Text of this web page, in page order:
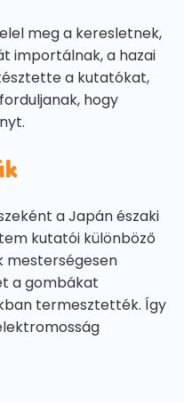
meg a keresletnek,
importálnak, a hazai
a kutatókat,
hogy
a Japán északi
kutatói különböző
a gombákat
termesztették. Így